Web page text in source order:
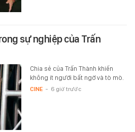
sự nghiệp của Trấn
Chia sẻ của Trấn Thành khiến
không ít người bất ngờ và tò mò.
CINE - 6 giờ trước